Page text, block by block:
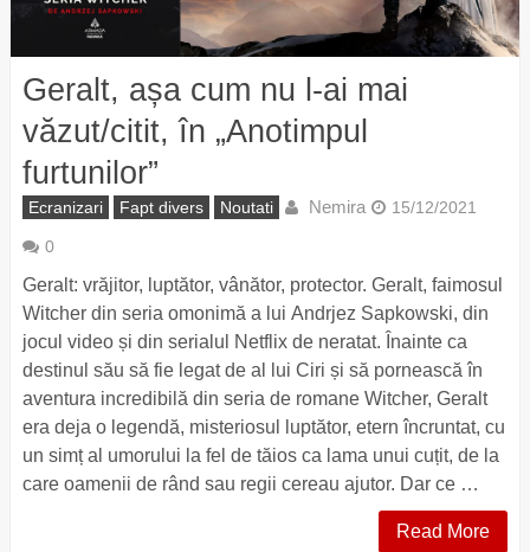
Geralt, așa cum nu l-ai mai
văzut/citit, în „Anotimpul
furtunilor”
Ecranizari Fapt divers Noutati Nemira 15/12/2021
0
Geralt: vrăjitor, luptător, vânător, protector. Geralt, faimosul
Witcher din seria omonimă a lui Andrjez Sapkowski, din
jocul video și din serialul Netflix de neratat. Înainte ca
destinul său să fie legat de al lui Ciri și să pornească în
aventura incredibilă din seria de romane Witcher, Geralt
era deja o legendă, misteriosul luptător, etern încruntat, cu
un simț al umorului la fel de tăios ca lama unui cuțit, de la
care oamenii de rând sau regii cereau ajutor. Dar ce …
Read More